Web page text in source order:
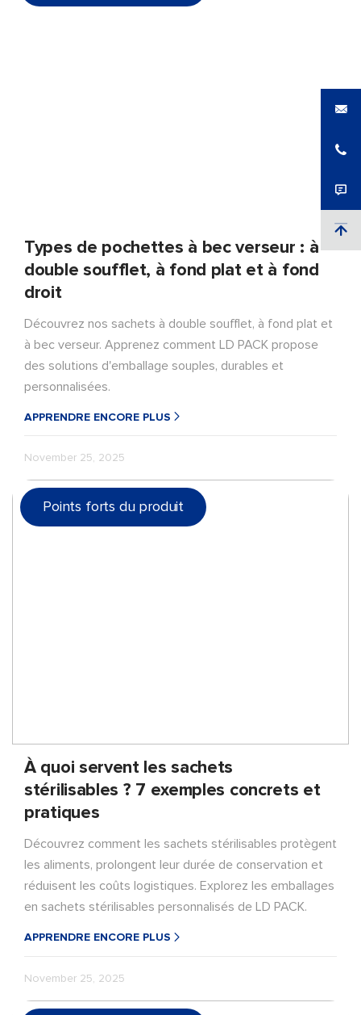
Types de pochettes à bec verseur : à
double soufflet, à fond plat et à fond
droit
Découvrez nos sachets à double soufflet, à fond plat et
à bec verseur. Apprenez comment LD PACK propose
des solutions d'emballage souples, durables et
personnalisées.
APPRENDRE ENCORE PLUS
November 25, 2025
Points forts du produit
À quoi servent les sachets
stérilisables ? 7 exemples concrets et
pratiques
Découvrez comment les sachets stérilisables protègent
les aliments, prolongent leur durée de conservation et
réduisent les coûts logistiques. Explorez les emballages
en sachets stérilisables personnalisés de LD PACK.
APPRENDRE ENCORE PLUS
November 25, 2025